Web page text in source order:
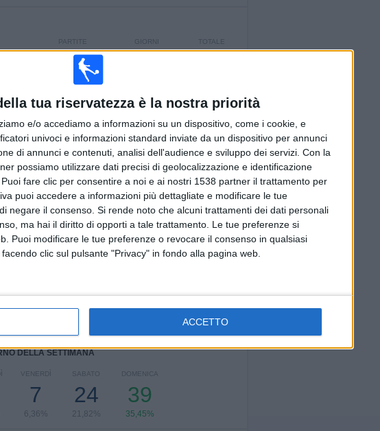
tua riservatezza è la nostra priorità
e/o accediamo a informazioni su un dispositivo, come i cookie, e
univoci e informazioni standard inviate da un dispositivo per annunci
di annunci e contenuti, analisi dell'audience e sviluppo dei servizi. Con la
possiamo utilizzare dati precisi di geolocalizzazione e identificazione
fare clic per consentire a noi e ai nostri 1538 partner il trattamento per
puoi accedere a informazioni più dettagliate e modificare le tue
negare il consenso. Si rende noto che alcuni trattamenti dei dati personali
ma hai il diritto di opporti a tale trattamento. Le tue preferenze si
Puoi modificare le tue preferenze o revocare il consenso in qualsiasi
clic sul pulsante "Privacy" in fondo alla pagina web.
ACCETTO
TOTALE
GIORNI
GRATUITA
PARTITE
15
CONSECUTIVE
TOTALE
15
MASSIMO
13
VS Stjarnan
TOTALE
1
PER COMPETIZIONI
Iceland Premier League 110 (100%)
classifica completa
DELLA SETTIMANA
VENERDÌ
7
6,36%
SABATO
24
21,82%
DOMENICA
39
35,45%